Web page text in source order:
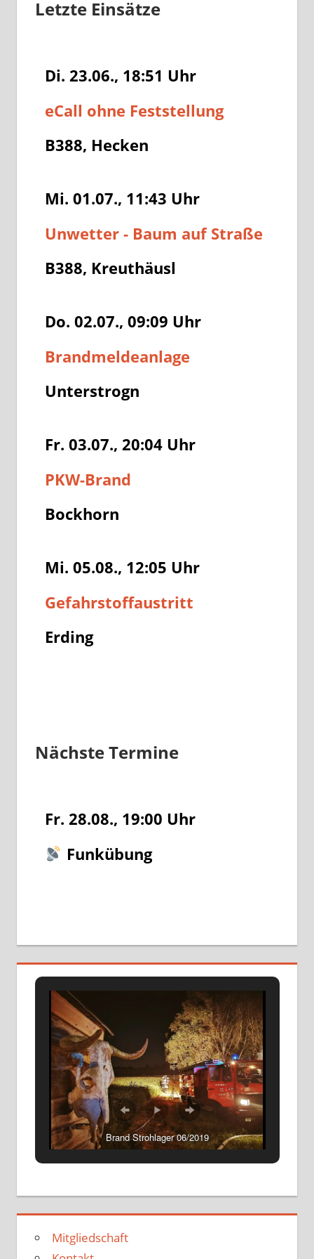
Letzte Einsätze
Di. 23.06., 18:51 Uhr
eCall ohne Feststellung
B388, Hecken
Mi. 01.07., 11:43 Uhr
Unwetter - Baum auf Straße
B388, Kreuthäusl
Do. 02.07., 09:09 Uhr
Brandmeldeanlage
Unterstrogn
Fr. 03.07., 20:04Uhr
PKW-Brand
Bockhorn
Mi. 05.08., 12:05 Uhr
Gefahrstoffaustritt
Erding
Nächste Termine
Fr. 28.08., 19:00 Uhr
Funkübung
Brand Strohlager 06/2019
Mitgliedschaft